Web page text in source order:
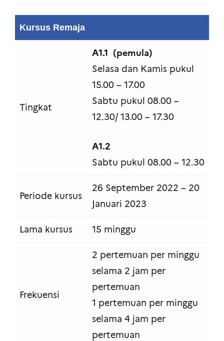
Kursus Remaja
Tingkat
A1.1 (pemula)
Selasa dan Kamis pukul
15.00 – 17.00
Sabtu pukul 08.00 –
12.30/ 13.00 – 17.30
A1.2
Sabtu pukul 08.00 – 12.30
Periode kursus
26 September 2022 – 20
Januari 2023
Lama kursus 15 minggu
Frekuensi
2 pertemuan per minggu
selama 2 jam per
pertemuan
1 pertemuan per minggu
selama 4 jam per
pertemuan